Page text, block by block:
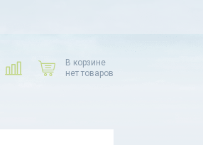
В корзине
нет товаров